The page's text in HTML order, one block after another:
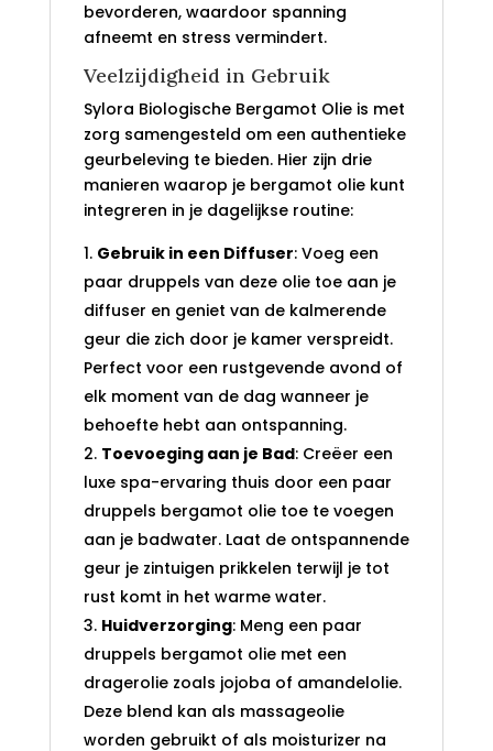
bevorderen, waardoor spanning
afneemt en stress vermindert.
Veelzijdigheid in Gebruik
Sylora Biologische Bergamot Olie is met
zorg samengesteld om een authentieke
geurbeleving te bieden. Hier zijn drie
manieren waarop je bergamot olie kunt
integreren in je dagelijkse routine:
Gebruik in een Diffuser: Voeg een
paar druppels van deze olie toe aan je
diffuser en geniet van de kalmerende
geur die zich door je kamer verspreidt.
Perfect voor een rustgevende avond of
elk moment van de dag wanneer je
behoefte hebt aan ontspanning.
Toevoeging aan je Bad: Creëer een
luxe spa-ervaring thuis door een paar
druppels bergamot olie toe te voegen
aan je badwater. Laat de ontspannende
geur je zintuigen prikkelen terwijl je tot
rust komt in het warme water.
Huidverzorging: Meng een paar
druppels bergamot olie met een
dragerolie zoals jojoba of amandelolie.
Deze blend kan als massageolie
worden gebruikt of als moisturizer na